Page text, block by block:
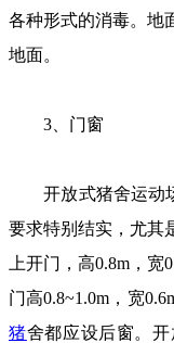
各种形式的消毒。地
地面。
3、门窗
开放式猪舍运动场
要求特别结实，尤其
上开门，高0.8m，
门高0.8~1.0m，宽
猪舍都应设后窗。